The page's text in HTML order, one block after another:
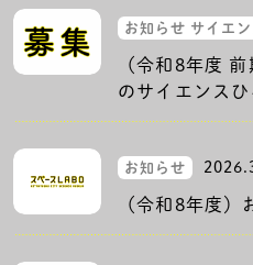
お知らせ サイエ
（令和8年度
のサイエンス
お知らせ
（令和8年度）